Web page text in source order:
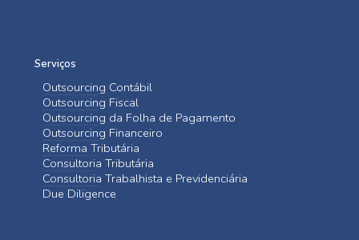
Serviços
Outsourcing Contábil
Outsourcing Fiscal
Outsourcing da Folha de Pagamento
Outsourcing Financeiro
Reforma Tributária
Consultoria Tributária
Consultoria Trabalhista e Previdenciária
Due Diligence